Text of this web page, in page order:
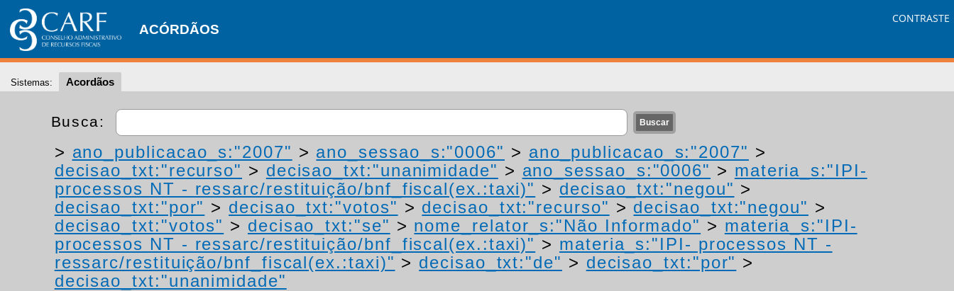
ACÓRDÃOS
CONTRASTE
Sistemas: Acordãos
Busca:
> ano_publicacao_s:"2007" > ano_sessao_s:"0006" > ano_publicacao_s:"2007" >
decisao_txt:"recurso" > decisao_txt:"unanimidade" > ano_sessao_s:"0006" > materia_s:"IPI-
processos NT - ressarc/restituição/bnf_fiscal(ex.:taxi)" > decisao_txt:"negou" >
decisao_txt:"por" > decisao_txt:"votos" > decisao_txt:"recurso" > decisao_txt:"negou" >
decisao_txt:"votos" > decisao_txt:"se" > nome_relator_s:"Não Informado" > materia_s:"IPI-
processos NT - ressarc/restituição/bnf_fiscal(ex.:taxi)" > materia_s:"IPI- processos NT -
ressarc/restituição/bnf_fiscal(ex.:taxi)" > decisao_txt:"de" > decisao_txt:"por" >
decisao_txt:"unanimidade"